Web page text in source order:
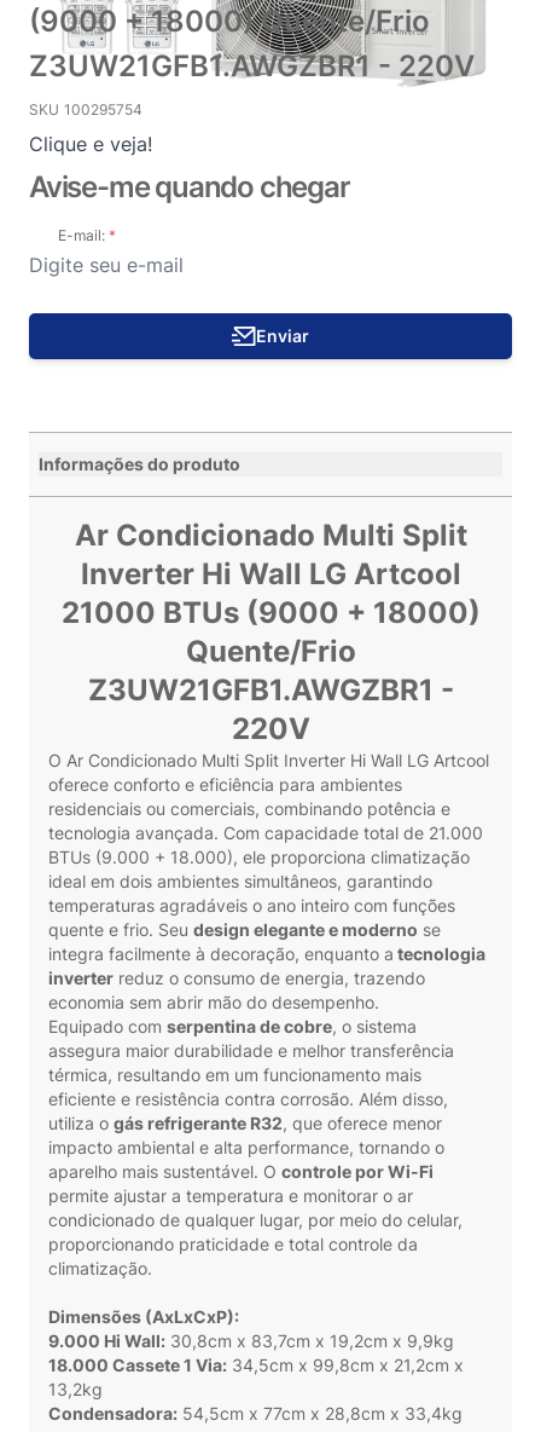
(9000 + 18000) Quente/Frio
Z3UW21GFB1.AWGZBR1 - 220V
SKU 100295754
Clique e veja!
Avise-me quando chegar
E-mail:
Enviar
Informações do produto
Ar Condicionado Multi Split
Inverter Hi Wall LG Artcool
21000 BTUs (9000 + 18000)
Quente/Frio
Z3UW21GFB1.AWGZBR1 -
220V
O Ar Condicionado Multi Split Inverter Hi Wall LG Artcool
oferece conforto e eficiência para ambientes
residenciais ou comerciais, combinando potência e
tecnologia avançada. Com capacidade total de 21.000
BTUs (9.000 + 18.000), ele proporciona climatização
ideal em dois ambientes simultâneos, garantindo
temperaturas agradáveis o ano inteiro com funções
quente e frio. Seu design elegante e moderno se
integra facilmente à decoração, enquanto a tecnologia
inverter reduz o consumo de energia, trazendo
economia sem abrir mão do desempenho.
Equipado com serpentina de cobre, o sistema
assegura maior durabilidade e melhor transferência
térmica, resultando em um funcionamento mais
eficiente e resistência contra corrosão. Além disso,
utiliza o gás refrigerante R32, que oferece menor
impacto ambiental e alta performance, tornando o
aparelho mais sustentável. O controle por Wi-Fi
permite ajustar a temperatura e monitorar o ar
condicionado de qualquer lugar, por meio do celular,
proporcionando praticidade e total controle da
climatização.
Dimensões (AxLxCxP):
9.000 Hi Wall: 30,8cm x 83,7cm x 19,2cm x 9,9kg
18.000 Cassete 1 Via: 34,5cm x 99,8cm x 21,2cm x
13,2kg
Condensadora: 54,5cm x 77cm x 28,8cm x 33,4kg